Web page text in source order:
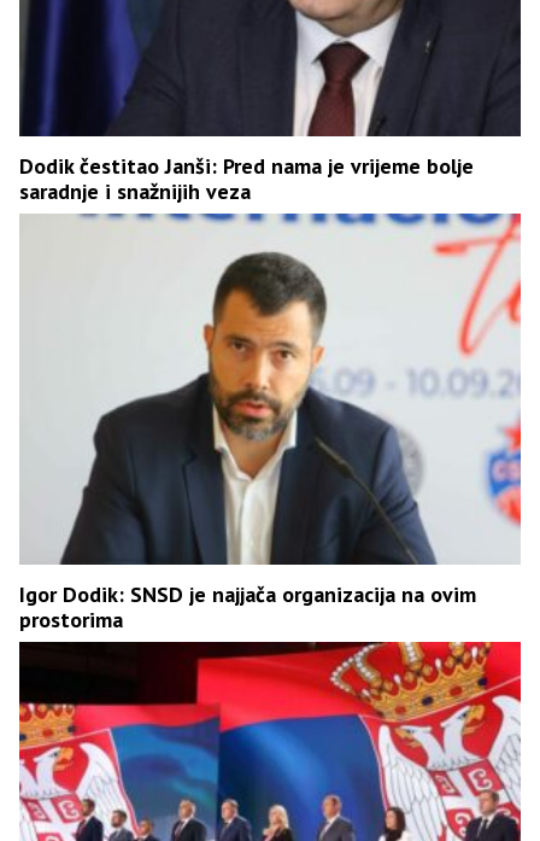
Dodik čestitao Janši: Pred nama je vrijeme bolje
saradnje i snažnijih veza
Igor Dodik: SNSD je najjača organizacija na ovim
prostorima